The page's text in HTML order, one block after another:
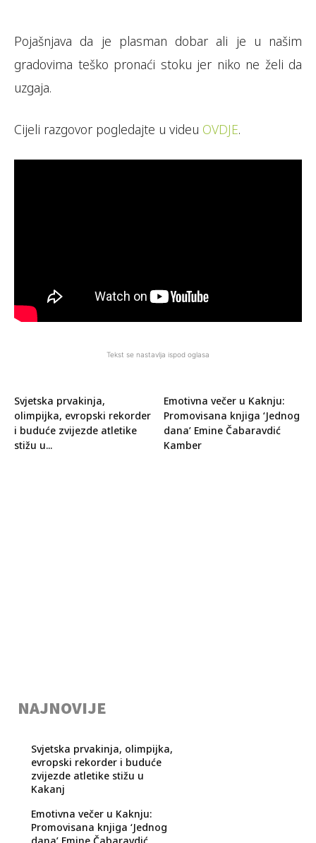
Pojašnjava da je plasman dobar ali je u našim
gradovima teško pronaći stoku jer niko ne želi da
uzgaja.
Cijeli razgovor pogledajte u videu OVDJE.
Tekst se nastavlja ispod oglasa
Svjetska prvakinja,
olimpijka, evropski rekorder
i buduće zvijezde atletike
stižu u...
Emotivna večer u Kaknju:
Promovisana knjiga ‘Jednog
dana’ Emine Čabaravdić
Kamber
NAJNOVIJE
Svjetska prvakinja, olimpijka,
evropski rekorder i buduće
zvijezde atletike stižu u
Kakanj
Emotivna večer u Kaknju:
Promovisana knjiga ‘Jednog